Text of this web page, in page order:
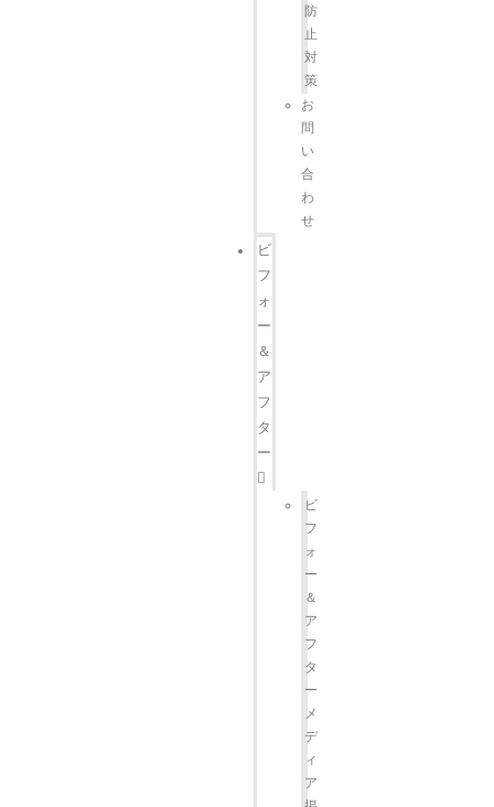
防
止
対
策
お
問
い
合
わ
せ
ビ
フ
ォ
ー
＆
ア
フ
タ
ー
ビ
フ
ォ
ー
＆
ア
フ
タ
ー
メ
デ
ィ
ア